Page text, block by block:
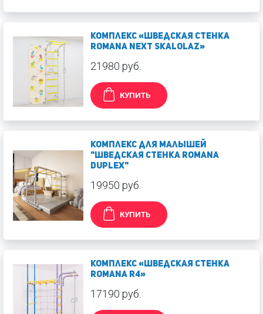
Комплекс «Шведская стенка
ROMANA Next Skalolaz»
21980 руб.
КУПИТЬ
Комплекс для малышей
"Шведская стенка ROMANA
Duplex"
19950 руб.
КУПИТЬ
Комплекс «Шведская стенка
ROMANA R4»
17190 руб.